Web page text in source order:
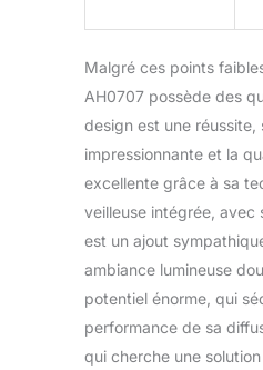
Malgré ces points
AH0707 possède des
design est une
impressionnante et la
excellente grâce à sa
veilleuse intégrée, avec
est un ajout
ambiance lumineuse
potentiel énorme, qui
performance de sa
qui cherche une